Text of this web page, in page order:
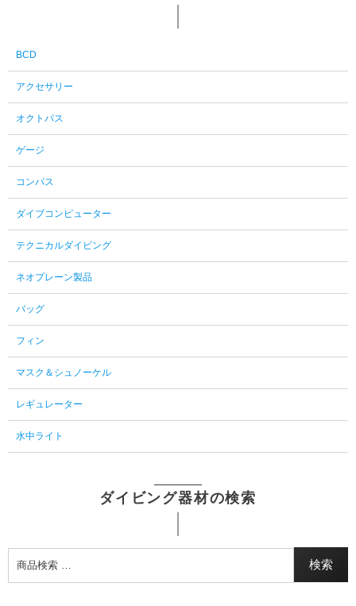
BCD
アクセサリー
オクトパス
ゲージ
コンパス
ダイブコンピューター
テクニカルダイビング
ネオプレーン製品
バッグ
フィン
マスク＆シュノーケル
レギュレーター
水中ライト
ダイビング器材の検索
検索